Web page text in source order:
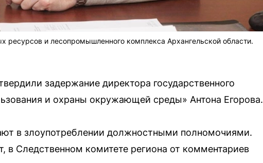
и лесопромышленного комплекса Архангельской области.
задержание директора государственного
и охраны окружающей среды» Антона Егорова.
в злоупотреблении должностными полномочиями.
в Следственном комитете региона от комментариев